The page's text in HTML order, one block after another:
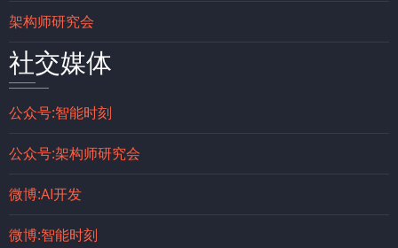
架构师研究会
社交媒体
公众号:智能时刻
公众号:架构师研究会
微博:AI开发
微博:智能时刻